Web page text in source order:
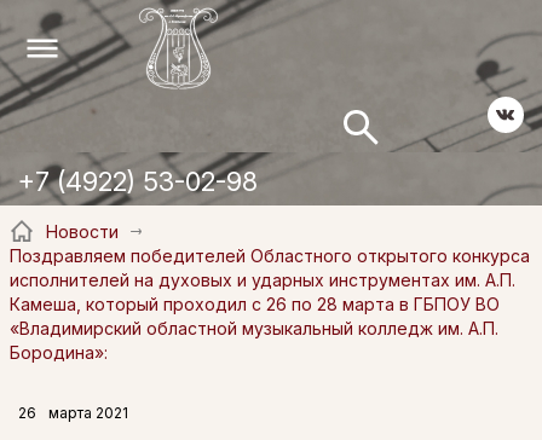
+7 (4922) 53-02-98
Новости
Поздравляем победителей Областного открытого конкурса
исполнителей на духовых и ударных инструментах им. А.П.
Камеша, который проходил с 26 по 28 марта в ГБПОУ ВО
«Владимирский областной музыкальный колледж им. А.П.
Бородина»:
26 марта 2021